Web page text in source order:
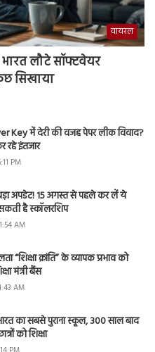
वायरल
लौटे सॉफ्टवेयर
सिखाया
Key में देरी की वजह पेपर लीक विवाद?
रहे इंतजार
PM
बड़ा अपडेट! 15 अगस्त से पहले कर लें ये
है स्कॉलरशिप
AM
“शिक्षा क्रांति” के व्यापक प्रभाव को
मंत्री बैंस
AM
का सबसे पुराना स्कूल, 300 साल बाद
को शिक्षा